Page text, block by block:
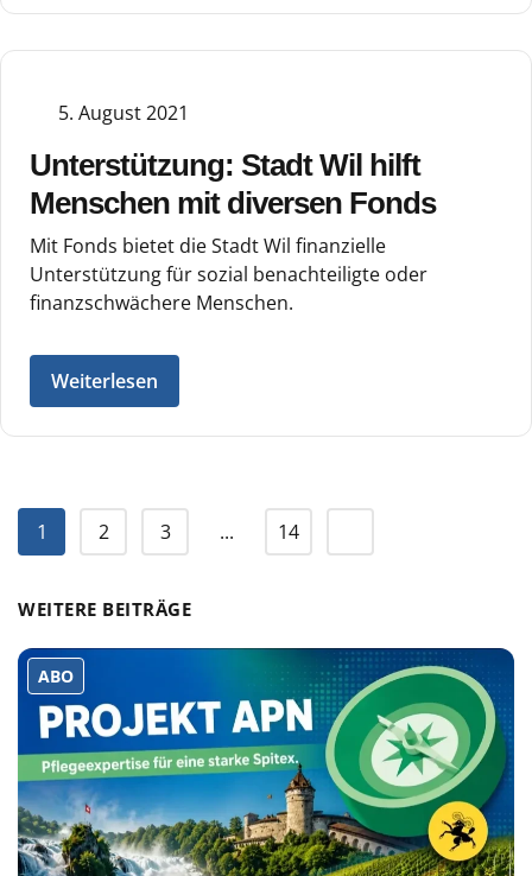
5. August 2021
Unterstützung: Stadt Wil hilft
Menschen mit diversen Fonds
Mit Fonds bietet die Stadt Wil finanzielle
Unterstützung für sozial benachteiligte oder
finanzschwächere Menschen.
Weiterlesen
1 2 3 ... 14
WEITERE BEITRÄGE
ABO